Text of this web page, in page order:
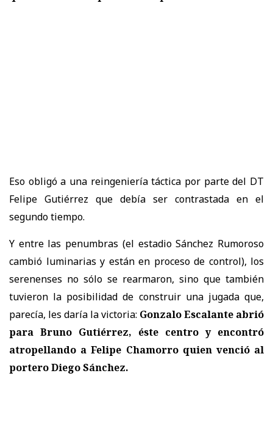
Eso obligó a una reingeniería táctica por parte del DT
Felipe Gutiérrez que debía ser contrastada en el
segundo tiempo.
Y entre las penumbras (el estadio Sánchez Rumoroso
cambió luminarias y están en proceso de control), los
serenenses no sólo se rearmaron, sino que también
tuvieron la posibilidad de construir una jugada que,
parecía, les daría la victoria: Gonzalo Escalante abrió
para Bruno Gutiérrez, éste centro y encontró
atropellando a Felipe Chamorro quien venció al
portero Diego Sánchez.